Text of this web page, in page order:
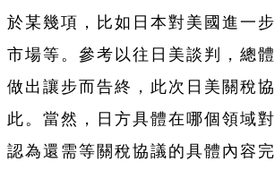
於某幾項，比如日本對美國進一
市場等。參考以往日美談判，總
做出讓步而告終，此次日美關稅
此。當然，日方具體在哪個領域
認為還需等關稅協議的具體內容